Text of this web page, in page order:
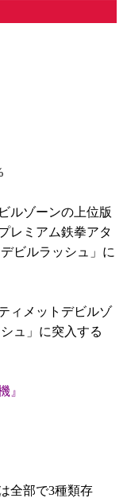
ルゾーンの上位版
レミアム鉄拳アタ
ビルラッシュ」に
ィメットデビルゾ
ュ」に突入する
』
全部で3種類存